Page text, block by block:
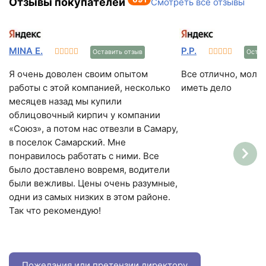
MINA E. Оставить отзыв
Я очень доволен своим опытом
работы с этой компанией, несколько
месяцев назад мы купили
облицовочный кирпич у компании
«Союз», а потом нас отвезли в Самару,
в поселок Самарский. Мне
понравилось работать с ними. Все
было доставлено вовремя, водители
были вежливы. Цены очень разумные,
одни из самых низких в этом районе.
Так что рекомендую!
Р.Р.
Все отлично,
иметь дело